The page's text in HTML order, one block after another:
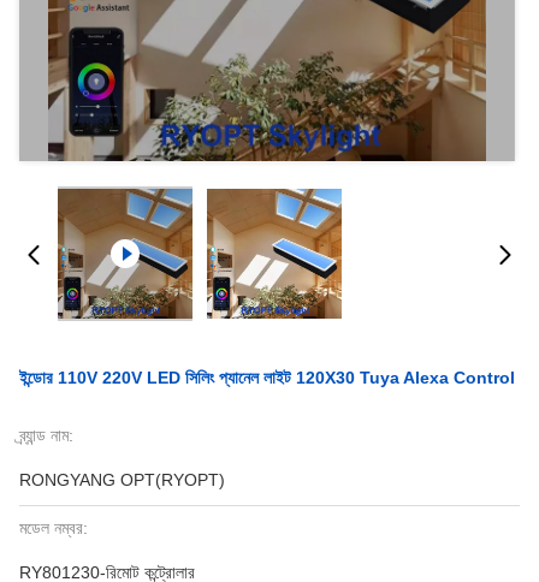
ইন্ডোর 110V 220V LED সিলিং প্যানেল লাইট 120X30 Tuya Alexa Control
ব্র্যান্ড নাম:
RONGYANG OPT(RYOPT)
মডেল নম্বর:
RY801230-রিমোট কন্ট্রোলার